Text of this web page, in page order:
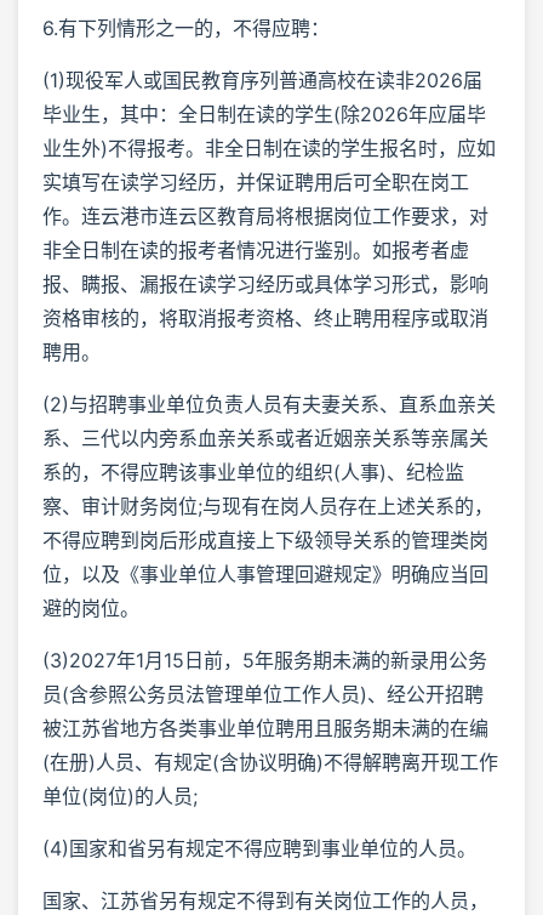
6.有下列情形之一的，不得应聘：
(1)现役军人或国民教育序列普通高校在读非2026届
毕业生，其中：全日制在读的学生(除2026年应届毕
业生外)不得报考。非全日制在读的学生报名时，应如
实填写在读学习经历，并保证聘用后可全职在岗工
作。连云港市连云区教育局将根据岗位工作要求，对
非全日制在读的报考者情况进行鉴别。如报考者虚
报、瞒报、漏报在读学习经历或具体学习形式，影响
资格审核的，将取消报考资格、终止聘用程序或取消
聘用。
(2)与招聘事业单位负责人员有夫妻关系、直系血亲关
系、三代以内旁系血亲关系或者近姻亲关系等亲属关
系的，不得应聘该事业单位的组织(人事)、纪检监
察、审计财务岗位;与现有在岗人员存在上述关系的，
不得应聘到岗后形成直接上下级领导关系的管理类岗
位，以及《事业单位人事管理回避规定》明确应当回
避的岗位。
(3)2027年1月15日前，5年服务期未满的新录用公务
员(含参照公务员法管理单位工作人员)、经公开招聘
被江苏省地方各类事业单位聘用且服务期未满的在编
(在册)人员、有规定(含协议明确)不得解聘离开现工作
单位(岗位)的人员;
(4)国家和省另有规定不得应聘到事业单位的人员。
国家、江苏省另有规定不得到有关岗位工作的人员，